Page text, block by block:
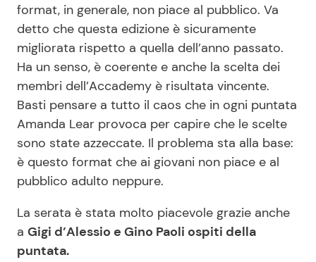
format, in generale, non piace al pubblico. Va
detto che questa edizione è sicuramente
migliorata rispetto a quella dell’anno passato.
Ha un senso, è coerente e anche la scelta dei
membri dell’Accademy è risultata vincente.
Basti pensare a tutto il caos che in ogni puntata
Amanda Lear provoca per capire che le scelte
sono state azzeccate. Il problema sta alla base:
è questo format che ai giovani non piace e al
pubblico adulto neppure.
La serata è stata molto piacevole grazie anche
a Gigi d’Alessio e Gino Paoli ospiti della
puntata.